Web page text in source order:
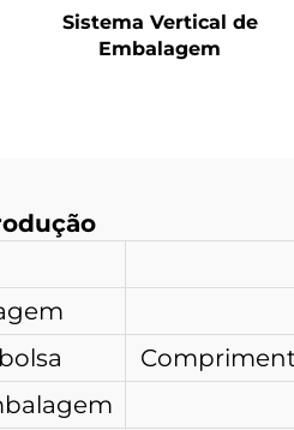
Sistema Vertical de
Embalagem